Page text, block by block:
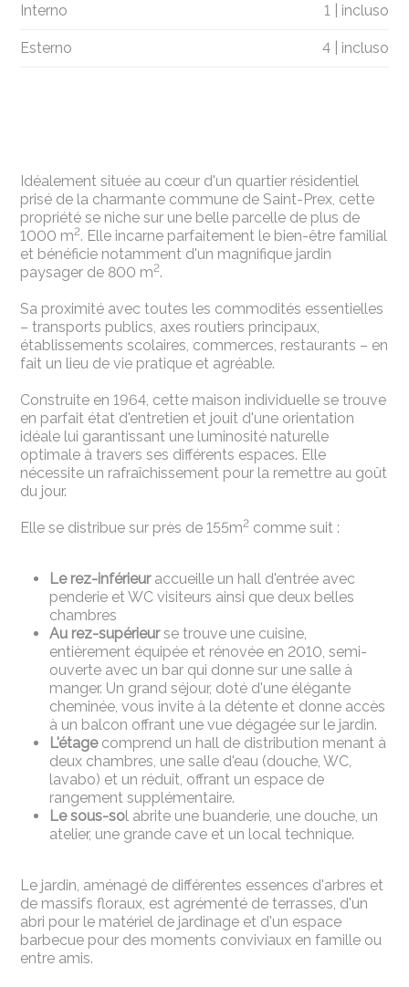
Idéalement située au cœur d'un quartier résidentiel
prisé de la charmante commune de Saint-Prex, cette
propriété se niche sur une belle parcelle de plus de
1000 m2. Elle incarne parfaitement le bien-être familial
et bénéficie notamment d'un magnifique jardin
paysager de 800 m2.
Sa proximité avec toutes les commodités essentielles
– transports publics, axes routiers principaux,
établissements scolaires, commerces, restaurants – en
fait un lieu de vie pratique et agréable.
Construite en 1964, cette maison individuelle se trouve
en parfait état d'entretien et jouit d'une orientation
idéale lui garantissant une luminosité naturelle
optimale à travers ses différents espaces. Elle
nécessite un rafraîchissement pour la remettre au goût
du jour.
Elle se distribue sur près de 155m2 comme suit :
Le rez-inférieuraccueille un hall d'entrée avec
penderie et WC visiteurs ainsi que deux belles
chambres
Au rez-supérieurse trouve une cuisine,
entièrement équipée et rénovée en 2010, semi-
ouverte avec un bar qui donne sur une salle à
manger. Un grand séjour, doté d'une élégante
cheminée, vous invite à la détente et donne accès
à un balcon offrant une vue dégagée sur le jardin.
L'étage comprend un hall de distribution menant à
deux chambres, une salle d'eau (douche, WC,
lavabo) et un réduit, offrant un espace de
rangement supplémentaire.
Le sous-sol abrite une buanderie, une douche, un
atelier, une grande cave et un local technique.
Le jardin, aménagé de différentes essences d'arbres et
de massifs floraux, est agrémenté de terrasses, d'un
abri pour le matériel de jardinage et d'un espace
barbecue pour des moments conviviaux en famille ou
entre amis.
Interno 1 | incluso
Esterno 4 | incluso